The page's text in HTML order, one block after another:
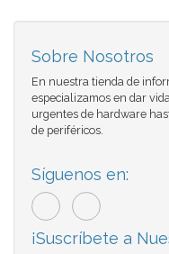
Sobre Nosotros
En nuestra tienda de
especializamos en dar
urgentes de hardware
de periféricos.
Síguenos en:
¡Suscríbete a